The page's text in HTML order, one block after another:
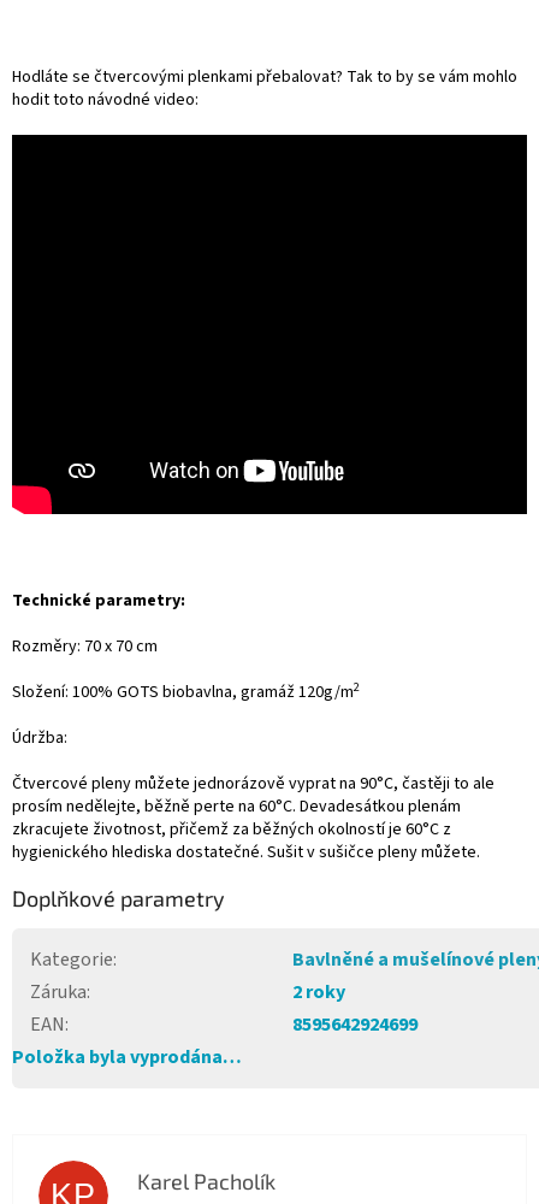
Hodláte se čtvercovými plenkami přebalovat? Tak to by se vám mohlo
hodit toto návodné video:
Technické parametry:
Rozměry: 70 x 70 cm
Složení: 100% GOTS biobavlna, gramáž 120g/m2
Údržba:
Čtvercové pleny můžete jednorázově vyprat na 90°C, častěji to ale
prosím nedělejte, běžně perte na 60°C. Devadesátkou plenám
zkracujete životnost, přičemž za běžných okolností je 60°C z
hygienického hlediska dostatečné. Sušit v sušičce pleny můžete.
Doplňkové parametry
Kategorie:
Bavlněné a mušelínové
Záruka:
2 roky
EAN:
8595642924699
Položka byla vyprodána…
KP Karel Pacholík